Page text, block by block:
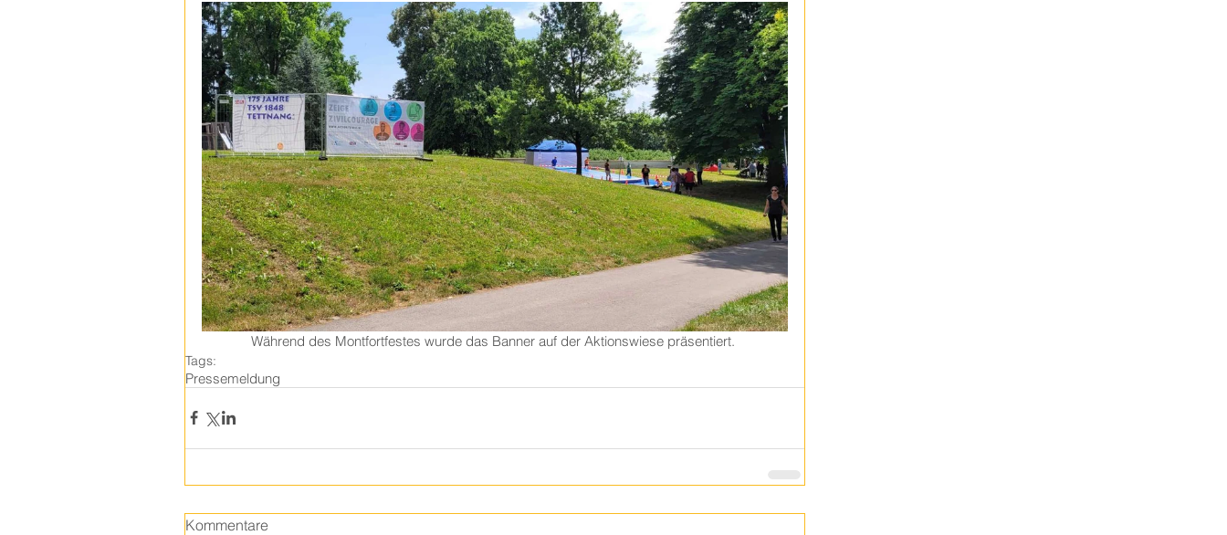
Während des Montfortfestes wurde das Banner auf der Aktionswiese präsentiert.
Tags:
Pressemeldung
Kommentare